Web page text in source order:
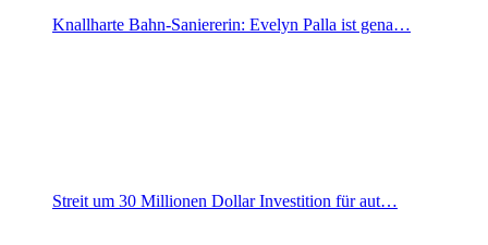
Knallharte Bahn-Saniererin: Evelyn Palla ist gena…
Streit um 30 Millionen Dollar Investition für aut…